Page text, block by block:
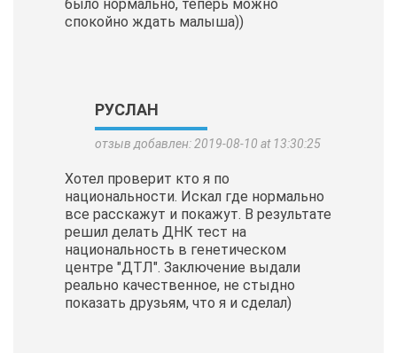
было нормально, теперь можно
спокойно ждать малыша))
РУСЛАН
отзыв добавлен: 2019-08-10 at 13:30:25
Хотел проверит кто я по
национальности. Искал где нормально
все расскажут и покажут. В результате
решил делать ДНК тест на
национальность в генетическом
центре "ДТЛ". Заключение выдали
реально качественное, не стыдно
показать друзьям, что я и сделал)